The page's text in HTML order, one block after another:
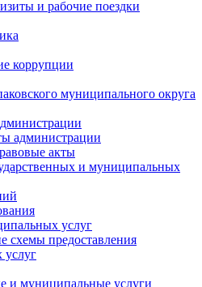
и рабочие поездки
коррупции
муниципального округа
администрации
акты
и муниципальных
услуг
схемы предоставления
и муниципальные услуги